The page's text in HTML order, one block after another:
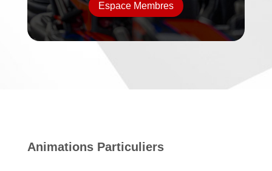
Espace Membres
Animations Particuliers